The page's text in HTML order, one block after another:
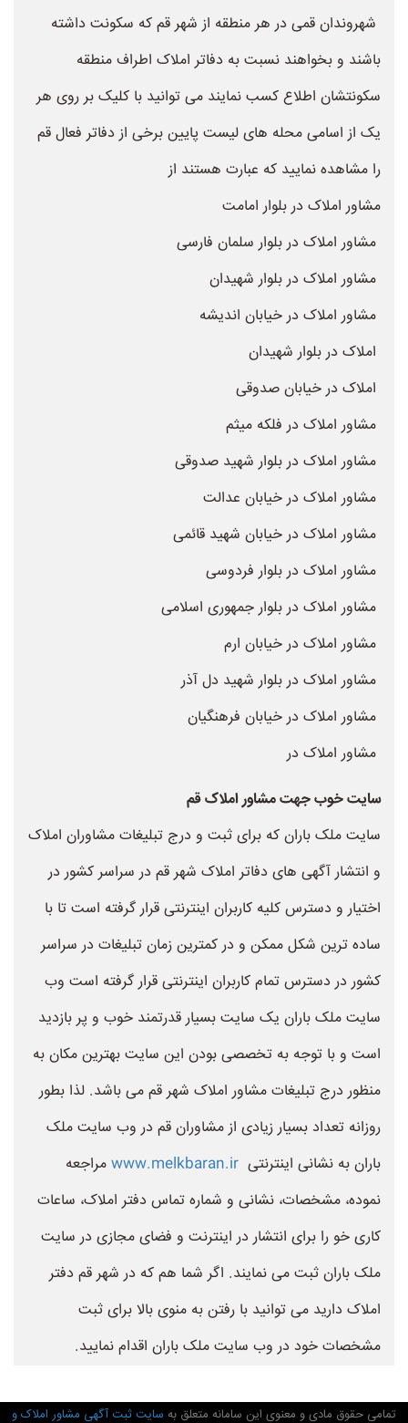
شهروندان قمی در هر منطقه از شهر قم که سکونت داشته
باشند و بخواهند نسبت به دفاتر املاک اطراف منطقه
سکونتشان اطلاع کسب نمایند می توانید با کلیک بر روی هر
یک از اسامی محله های لیست پایین برخی از دفاتر فعال قم
را مشاهده نمایید که عبارت هستند از
مشاور املاک در بلوار امامت
مشاور املاک در بلوار سلمان فارسی
مشاور املاک در بلوار شهیدان
مشاور املاک در خیابان اندیشه
املاک در بلوار شهیدان
املاک در خیابان صدوقی
مشاور املاک در فلکه میثم
مشاور املاک در بلوار شهید صدوقی
مشاور املاک در خیابان عدالت
مشاور املاک در خیابان شهید قائمی
مشاور املاک در بلوار فردوسی
مشاور املاک در بلوار جمهوری اسلامی
مشاور املاک در خیابان ارم
مشاور املاک در بلوار شهید دل آذر
مشاور املاک در خیابان فرهنگیان
مشاور املاک در
سایت خوب جهت مشاور املاک قم
سایت ملک باران که برای ثبت و درج تبلیغات مشاوران املاک
و انتشار آگهی های دفاتر املاک شهر قم در سراسر کشور در
اختیار و دسترس کلیه کاربران اینترنتی قرار گرفته است تا با
ساده ترین شکل ممکن و در کمترین زمان تبلیغات در سراسر
کشور در دسترس تمام کاربران اینترنتی قرار گرفته است وب
سایت ملک باران یک سایت بسیار قدرتمند خوب و پر بازدید
است و با توجه به تخصصی بودن این سایت بهترین مکان به
منظور درج تبلیغات مشاور املاک شهر قم می باشد. لذا بطور
روزانه تعداد بسیار زیادی از مشاوران قم در وب سایت ملک
باران به نشانی اینترنتی www.melkbaran.ir مراجعه
نموده، مشخصات، نشانی و شماره تماس دفتر املاک، ساعات
کاری خو را برای انتشار در اینترنت و فضای مجازی در سایت
ملک باران ثبت می نمایند. اگر شما هم که در شهر قم دفتر
املاک دارید می توانید با رفتن به منوی بالا برای ثبت
مشخصات خود در وب سایت ملک باران اقدام نمایید.
تمامی حقوق مادی و معنوی این سامانه متعلق به سایت ثبت آگهی مشاور املاک و